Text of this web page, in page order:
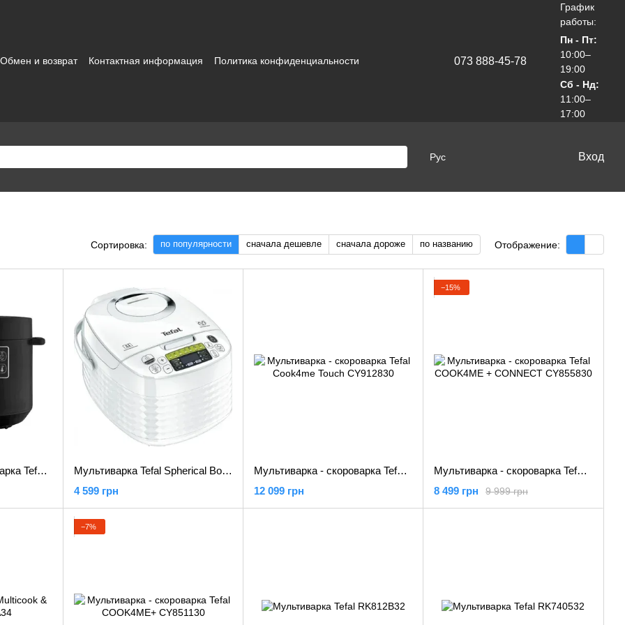
Обмен и возврат Контактная информация
Политика конфиденциальности
073 888-45-78
График
работы:
Пн - Пт:
10:00–
19:00
Сб - Нд:
11:00–
17:00
Рус Вход
Сортировка: по популярности сначала дешевле сначала дороже по названию Отображение:
Мультиварка - скороварка Tefal TURBO CUISINE CY754830
Мультиварка Tefal Spherical Bowl RK745134
4 599 грн
Мультиварка - скороварка Tefal Cook4me Touch CY912830
12 099 грн
−15%
Мультиварка - скороварка Tefal COOK4ME + CONNECT CY855830
9 999 грн
8 499 грн
−7%